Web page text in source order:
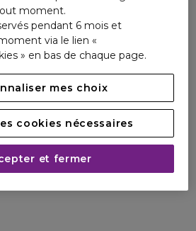
moment.
pendant 6 mois et
via le lien «
» en bas de chaque page.
mes choix
cookies nécessaires
et fermer